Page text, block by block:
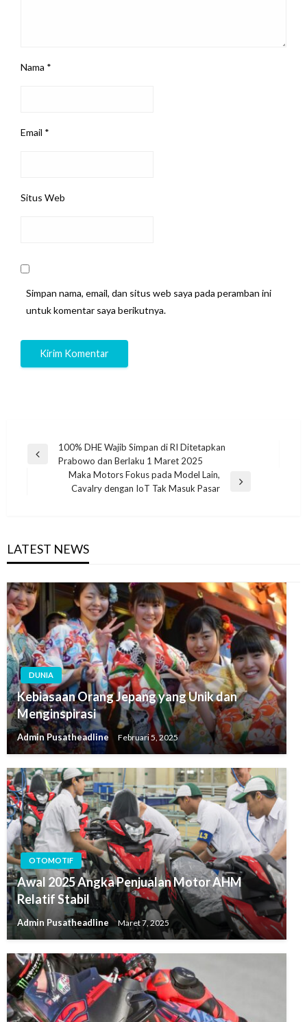
Nama *
Email *
Situs Web
Simpan nama, email, dan situs web saya pada peramban ini
untuk komentar saya berikutnya.
Navigasi
Previous
100% DHE Wajib Simpan di RI Ditetapkan
Prabowo dan Berlaku 1 Maret 2025
Maka Motors Fokus pada Model Lain,
Cavalry dengan IoT Tak Masuk Pasar
LATEST NEWS
DUNIA
Kebiasaan Orang Jepang yang Unik dan
Menginspirasi
Admin Pusatheadline Februari 5, 2025
OTOMOTIF
Awal 2025 Angka Penjualan Motor AHM
Relatif Stabil
Admin Pusatheadline Maret 7, 2025